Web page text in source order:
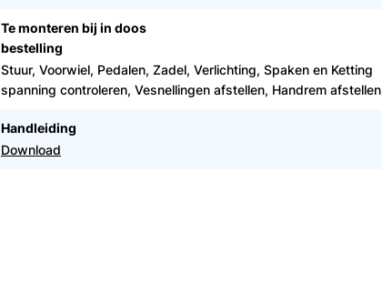
Te monteren bij in doos
bestelling
Stuur, Voorwiel, Pedalen, Zadel, Verlichting, Spaken en Ketting
spanning controleren, Vesnellingen afstellen, Handrem afstellen
Handleiding
Download